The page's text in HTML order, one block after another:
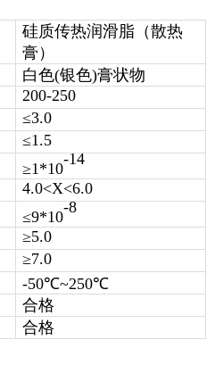
硅质传热润滑脂（散热
膏）
白色(银色)膏状物
200-250
≤3.0
≤1.5
≥1*10
-14
4.0<X<6.0
≤9*10
-8
≥5.0
≥7.0
-50℃~250℃
合格
合格